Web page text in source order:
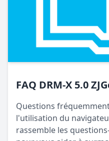
correspondante,
automatiquement
gestion de fichiers
Sur la page
peuvent à nouveau
pour lancer le
et lire le contenu
réinitialisez la
Faites glisser
FAQ DRM-X 5.0
Questions
l'utilisation du
rassemble les